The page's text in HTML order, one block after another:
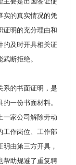
实的真实情况的凭
证明的充分理由和
的及时开具相关证
断拒绝。
系的书面证明，是
一份书面材料。
一家公司解除劳动
工作岗位、工作部
由第三方开具，
帮助规避了重复聘